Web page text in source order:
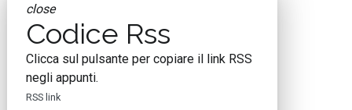
close
Codice Rss
Clicca sul pulsante per copiare il link RSS
negli appunti.
RSS link